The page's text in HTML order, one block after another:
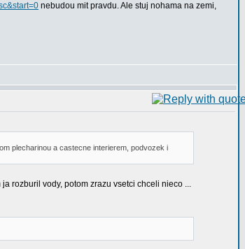
nebudou mit pravdu. Ale stuj nohama na zemi,
plecharinou a castecne interierem, podvozek i
rozburil vody, potom zrazu vsetci chceli nieco ...